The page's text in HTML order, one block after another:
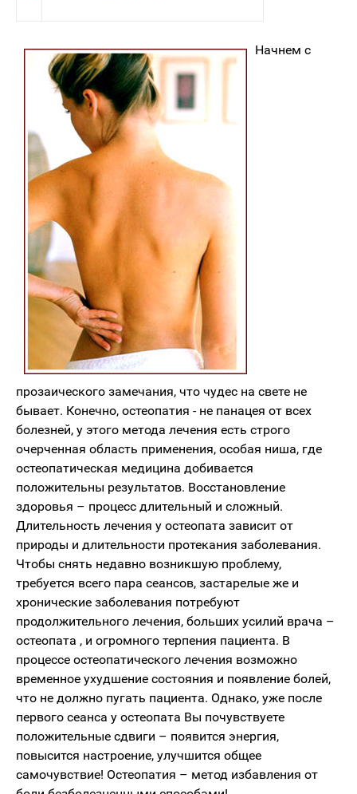
Начнем с
прозаического замечания, что чудес на свете не
бывает. Конечно, остеопатия - не панацея от всех
болезней, у этого метода лечения есть строго
очерченная область применения, особая ниша, где
остеопатическая медицина добивается
положительны результатов. Восстановление
здоровья – процесс длительный и сложный.
Длительность лечения у остеопата зависит от
природы и длительности протекания заболевания.
Чтобы снять недавно возникшую проблему,
требуется всего пара сеансов, застарелые же и
хронические заболевания потребуют
продолжительного лечения, больших усилий врача –
остеопата , и огромного терпения пациента. В
процессе остеопатического лечения возможно
временное ухудшение состояния и появление болей,
что не должно пугать пациента. Однако, уже после
первого сеанса у остеопата Вы почувствуете
положительные сдвиги – появится энергия,
повысится настроение, улучшится общее
самочувствие! Остеопатия – метод избавления от